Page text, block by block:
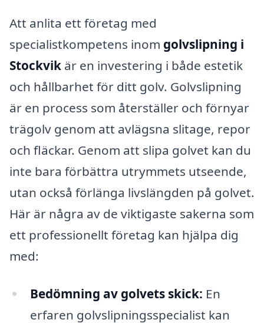
Att anlita ett företag med
specialistkompetens inom golvslipning i
Stockvik är en investering i både estetik
och hållbarhet för ditt golv. Golvslipning
är en process som återställer och förnyar
trägolv genom att avlägsna slitage, repor
och fläckar. Genom att slipa golvet kan du
inte bara förbättra utrymmets utseende,
utan också förlänga livslängden på golvet.
Här är några av de viktigaste sakerna som
ett professionellt företag kan hjälpa dig
med:
Bedömning av golvets skick: En
erfaren golvslipningsspecialist kan